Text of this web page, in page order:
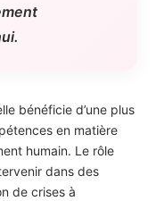
bénéficie d’une plus
en matière
humain. Le rôle
dans des
de crises à